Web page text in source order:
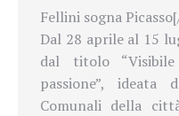
Fellini sogna
Dal 28 aprile al 15
dal titolo
passione”,
Comunali della